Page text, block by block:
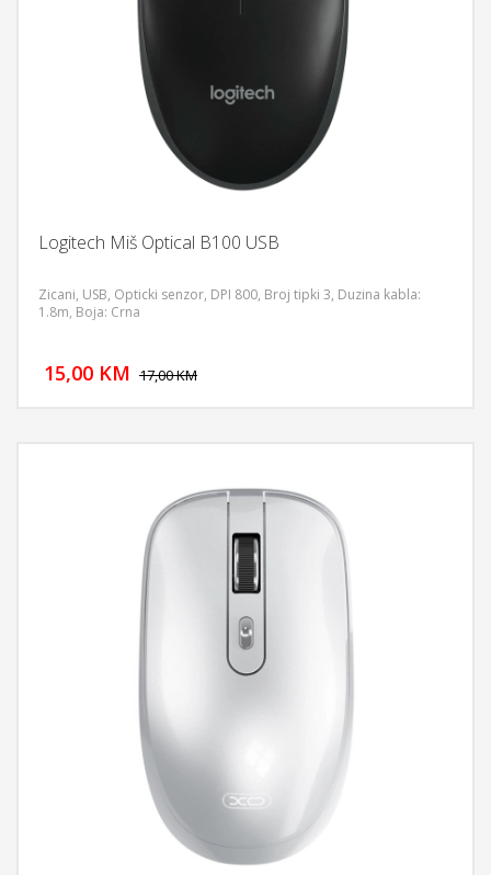
Logitech Miš Optical B100 USB
Zicani, USB, Opticki senzor, DPI 800, Broj tipki 3, Duzina kabla:
1.8m, Boja: Crna
15,00 KM 17,00 KM